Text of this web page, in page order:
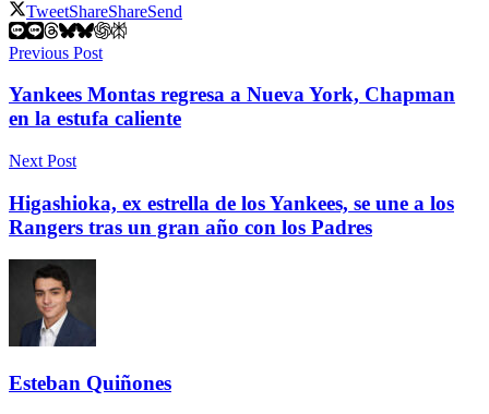
TweetShareShareSend
Previous Post
Yankees Montas regresa a Nueva York, Chapman
en la estufa caliente
Next Post
Higashioka, ex estrella de los Yankees, se une a los
Rangers tras un gran año con los Padres
Esteban Quiñones